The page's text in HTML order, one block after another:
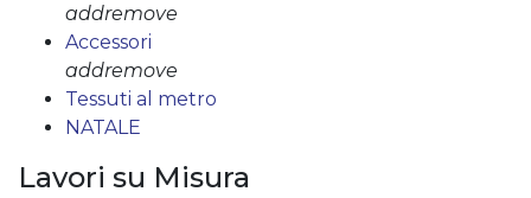
addremove
Accessori
addremove
Tessuti al metro
NATALE
Lavori su Misura